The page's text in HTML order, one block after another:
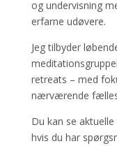
og undervisning
erfarne udøvere.
Jeg tilbyder
retreats – med
nærværende
Du kan se
hvis du har